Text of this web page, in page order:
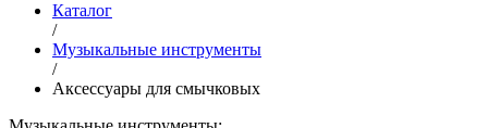
Каталог
/
Музыкальные инструменты
/
Аксессуары для смычковых